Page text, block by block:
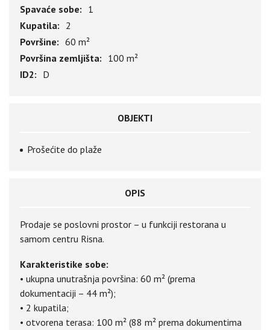
Spavaće sobe: 1
Kupatila: 2
Površine: 60 m²
Površina zemljišta: 100 m²
ID2: D
OBJEKTI
Prošećite do plaže
OPIS
Prodaje se poslovni prostor – u funkciji restorana u
samom centru Risna.
Karakteristike sobe:
• ukupna unutrašnja površina: 60 m² (prema
dokumentaciji – 44 m²);
• 2 kupatila;
• otvorena terasa: 100 m² (88 m² prema dokumentima